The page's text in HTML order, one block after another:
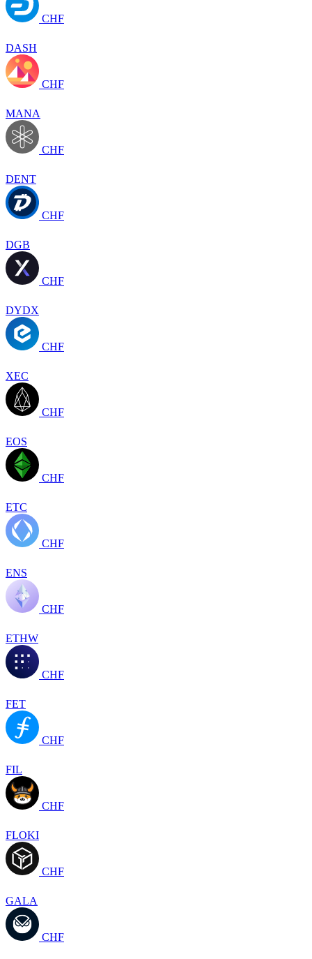
CHF
DASH
CHF
MANA
CHF
DENT
CHF
DGB
CHF
DYDX
CHF
XEC
CHF
EOS
CHF
ETC
CHF
ENS
CHF
ETHW
CHF
FET
CHF
FIL
CHF
FLOKI
CHF
GALA
CHF